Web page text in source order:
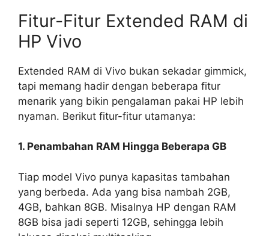
Fitur-Fitur Extended RAM di
HP Vivo
Extended RAM di Vivo bukan sekadar gimmick,
tapi memang hadir dengan beberapa fitur
menarik yang bikin pengalaman pakai HP lebih
nyaman. Berikut fitur-fitur utamanya:
1. Penambahan RAM Hingga Beberapa GB
Tiap model Vivo punya kapasitas tambahan
yang berbeda. Ada yang bisa nambah 2GB,
4GB, bahkan 8GB. Misalnya HP dengan RAM
8GB bisa jadi seperti 12GB, sehingga lebih